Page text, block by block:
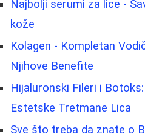
Najbolji serumi za lice -
kože
Kolagen - Kompletan
Njihove Benefite
Hijaluronski Fileri i
Estetske Tretmane Lica
Sve što treba da znate o